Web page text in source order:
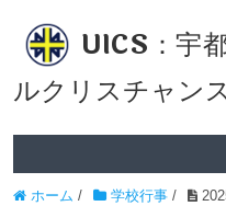
UICS：宇
ルクリスチャン
ホーム / 学校行事 /